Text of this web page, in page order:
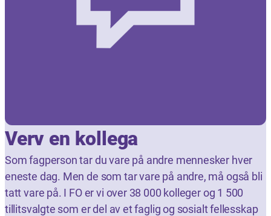
Verv en kollega
Som fagperson tar du vare på andre mennesker hver
eneste dag. Men de som tar vare på andre, må også bli
tatt vare på. I FO er vi over 38 000 kolleger og 1 500
tillitsvalgte som er del av et faglig og sosialt fellesskap